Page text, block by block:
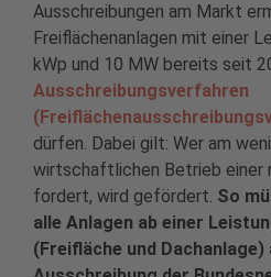
Ausschreibungen am Markt
Freiflächenanlagen mit einer
kWp und 10 MW bereits seit
Ausschreibungsverfahren
dürfen. Dabei gilt: Wer am
wirtschaftlichen Betrieb einer
fordert, wird gefördert. So
alle Anlagen ab einer
(Freifläche und